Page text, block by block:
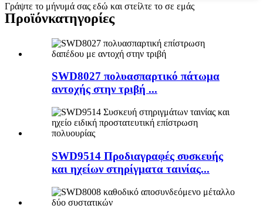
Γράψτε το μήνυμά σας εδώ και στείλτε το σε εμάς
Προϊόνκατηγορίες
SWD8027 πολυασπαρτικό πάτωμα
αντοχής στην τριβή ...
SWD9514 Προδιαγραφές συσκευής
και ηχείων στηρίγματα ταινίας...